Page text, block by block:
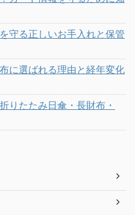
守る正しいお手入れと保管
に選ばれる理由と経年変化
りたたみ日傘・長財布・